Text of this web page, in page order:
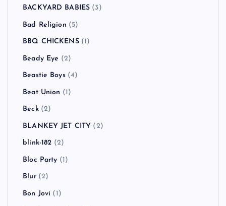
BACKYARD BABIES (3)
Bad Religion (5)
BBQ CHICKENS(1)
Beady Eye (2)
Beastie Boys(4)
Beat Union (1)
Beck(2)
BLANKEY JET CITY (2)
blink-182 (2)
Bloc Party (1)
Blur(2)
Bon Jovi (1)